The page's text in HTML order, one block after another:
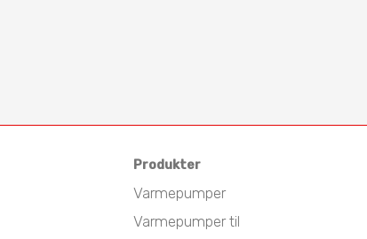
Produkter
Varmepumper
Varmepumper til